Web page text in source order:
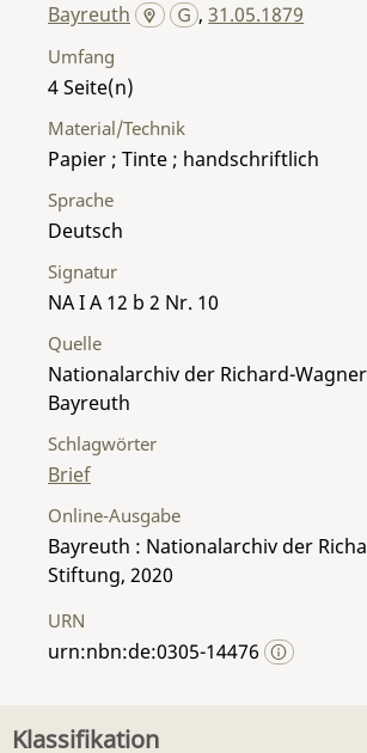
Bayreuth ,31.05.1879
Umfang
4
Material/Technik
Papier ; Tinte ; handschriftlich
Sprache
Deutsch
Signatur
NA I A 12 b 2 Nr. 10
Quelle
Nationalarchiv der Richard-
Bayreuth
Schlagwörter
Brief
Online-Ausgabe
Bayreuth : Nationalarchiv der
Stiftung, 2020
URN
urn:nbn:de:0305-14476
Klassifikation